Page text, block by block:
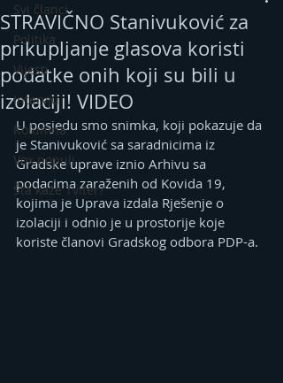
Svi članci
Politika
Vijesti
Intervju
Kolumna
Vox populi
Šta kaže Tviter?
STRAVIČNO Stanivuković za
prikupljanje glasova koristi
podatke onih koji su bili u
izolaciji! VIDEO
U posjedu smo snimka, koji pokazuje da
je Stanivuković sa saradnicima iz
Gradske uprave iznio Arhivu sa
podacima zaraženih od Kovida 19,
kojima je Uprava izdala Rješenje o
izolaciji i odnio je u prostorije koje
koriste članovi Gradskog odbora PDP-a.